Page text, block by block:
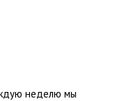
неделю мы